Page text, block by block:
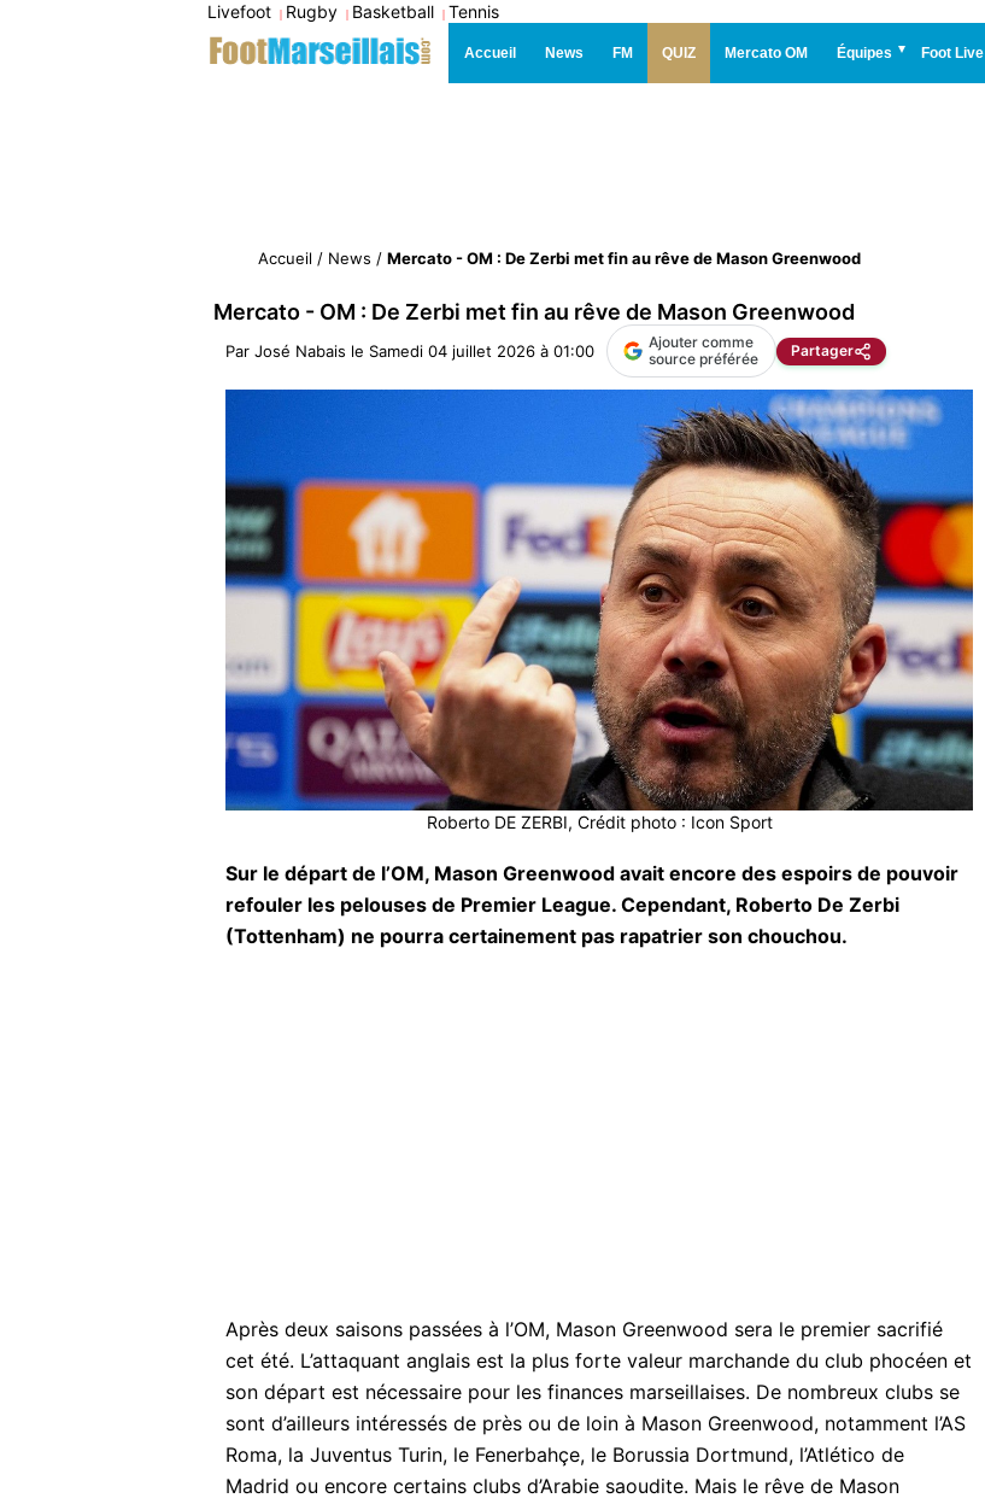
Livefoot | Rugby | Basketball | Tennis
Accueil News FM QUIZ Mercato OM Équipes Foot Live
Accueil / News / Mercato - OM : De Zerbi met fin au rêve de Mason Greenwood
Mercato - OM : De Zerbi met fin au rêve de Mason Greenwood
Par José Nabais le Samedi 04 juillet 2026 à 01:00
Ajouter comme
source préférée
Partager
Roberto DE ZERBI, Crédit photo : Icon Sport
Sur le départ de l’OM, Mason Greenwood avait encore des espoirs de pouvoir
refouler les pelouses de Premier League. Cependant, Roberto De Zerbi
(Tottenham) ne pourra certainement pas rapatrier son chouchou.
Après deux saisons passées à l’OM, Mason Greenwood sera le premier sacrifié
cet été. L’attaquant anglais est la plus forte valeur marchande du club phocéen et
son départ est nécessaire pour les finances marseillaises. De nombreux clubs se
sont d’ailleurs intéressés de près ou de loin à Mason Greenwood, notamment l’AS
Roma, la Juventus Turin, le Fenerbahçe, le Borussia Dortmund, l’Atlético de
Madrid ou encore certains clubs d’Arabie saoudite. Mais le rêve de Mason